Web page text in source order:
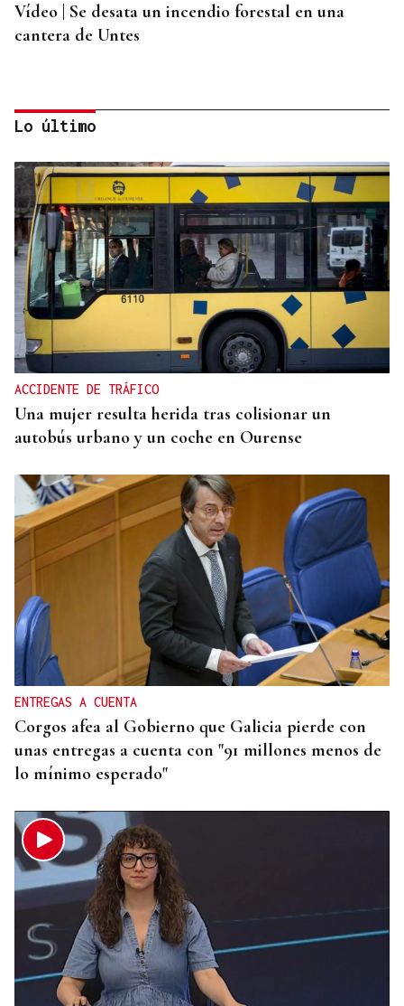
Vídeo | Se desata un incendio forestal en una
cantera de Untes
ENTREVISTA
Jorge Vázquez: "Nuestro objetivo a 2028 es crecer
creando valor para el accionista y para el equipo
que lo hace posible"
Lo último
ACCIDENTE DE TRÁFICO
Una mujer resulta herida tras colisionar un
autobús urbano y un coche en Ourense
ENTREGAS A CUENTA
Corgos afea al Gobierno que Galicia pierde con
unas entregas a cuenta con "91 millones menos de
lo mínimo esperado"